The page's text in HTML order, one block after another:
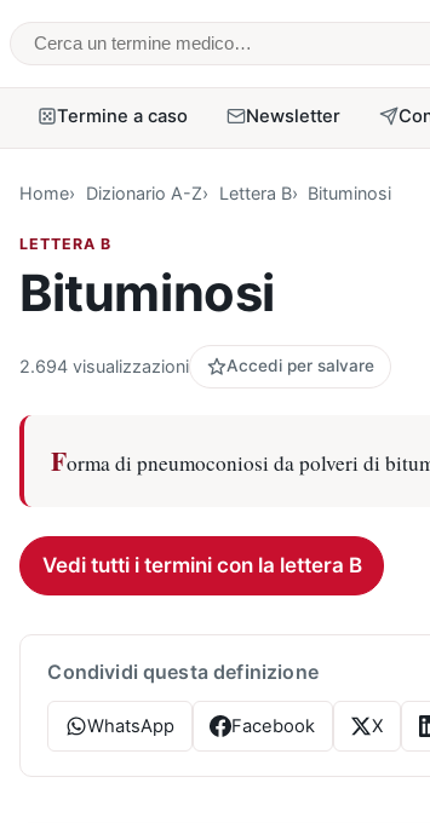
Cerca un termine medico
Termine a caso Newsletter
Home Dizionario A-Z Lettera B Bituminosi
LETTERA B
Bituminosi
2.694 visualizzazioni Accedi per salvare
Forma di pneumoconiosi da polveri di
Vedi tutti i termini con la lettera B
Condividi questa definizione
WhatsApp Facebook X